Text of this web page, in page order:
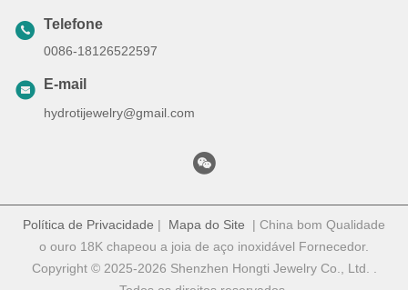
Telefone
0086-18126522597
E-mail
hydrotijewelry@gmail.com
Política de Privacidade | Mapa do Site | China bom Qualidade
o ouro 18K chapeou a joia de aço inoxidável Fornecedor.
Copyright © 2025-2026 Shenzhen Hongti Jewelry Co., Ltd. .